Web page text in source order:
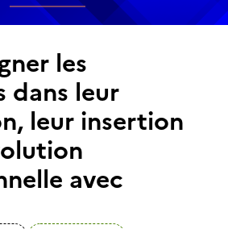
les
dans leur
leur insertion
avec